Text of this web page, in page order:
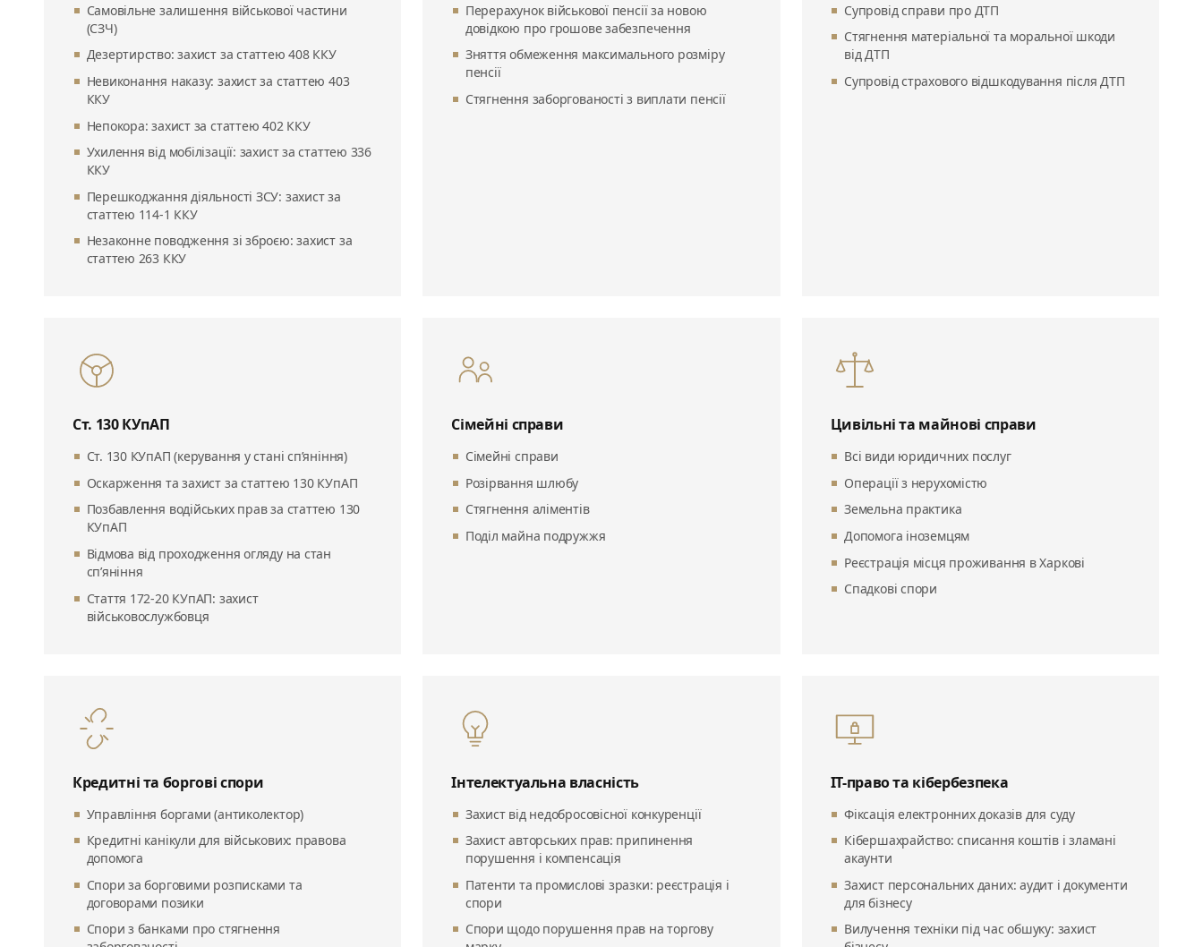
Самовільне залишення військової частини
(СЗЧ)
Дезертирство: захист за статтею 408 ККУ
Невиконання наказу: захист за статтею 403
ККУ
Непокора: захист за статтею 402 ККУ
Ухилення від мобілізації: захист за статтею 336
ККУ
Перешкоджання діяльності ЗСУ: захист за
статтею 114-1 ККУ
Незаконне поводження зі зброєю: захист за
статтею 263 ККУ
Перерахунок військової пенсії за новою
довідкою про грошове забезпечення
Зняття обмеження максимального розміру
пенсії
Стягнення заборгованості з виплати пенсії
Супровід справи про ДТП
Стягнення матеріальної та моральної шкоди
від ДТП
Супровід страхового відшкодування після ДТП
Ст. 130 КУпАП
Ст. 130 КУпАП (керування у стані сп’яніння)
Оскарження та захист за статтею 130 КУпАП
Позбавлення водійських прав за статтею 130
КУпАП
Відмова від проходження огляду на стан
сп’яніння
Стаття 172-20 КУпАП: захист
військовослужбовця
Сімейні справи
Сімейні справи
Розірвання шлюбу
Стягнення аліментів
Поділ майна подружжя
Цивільні та майнові справи
Всі види юридичних послуг
Операції з нерухомістю
Земельна практика
Допомога іноземцям
Реєстрація місця проживання в Харкові
Спадкові спори
Кредитні та боргові спори
Управління боргами (антиколектор)
Кредитні канікули для військових: правова
допомога
Спори за борговими розписками та
договорами позики
Спори з банками про стягнення
Інтелектуальна власність
Захист від недобросовісної конкуренції
Захист авторських прав: припинення
порушення і компенсація
Патенти та промислові зразки: реєстрація і
спори
Спори щодо порушення прав на торгову
ІТ-право та кібербезпека
Фіксація електронних доказів для суду
Кібершахрайство: списання коштів і зламані
акаунти
Захист персональних даних: аудит і документи
для бізнесу
Вилучення техніки під час обшуку: захист